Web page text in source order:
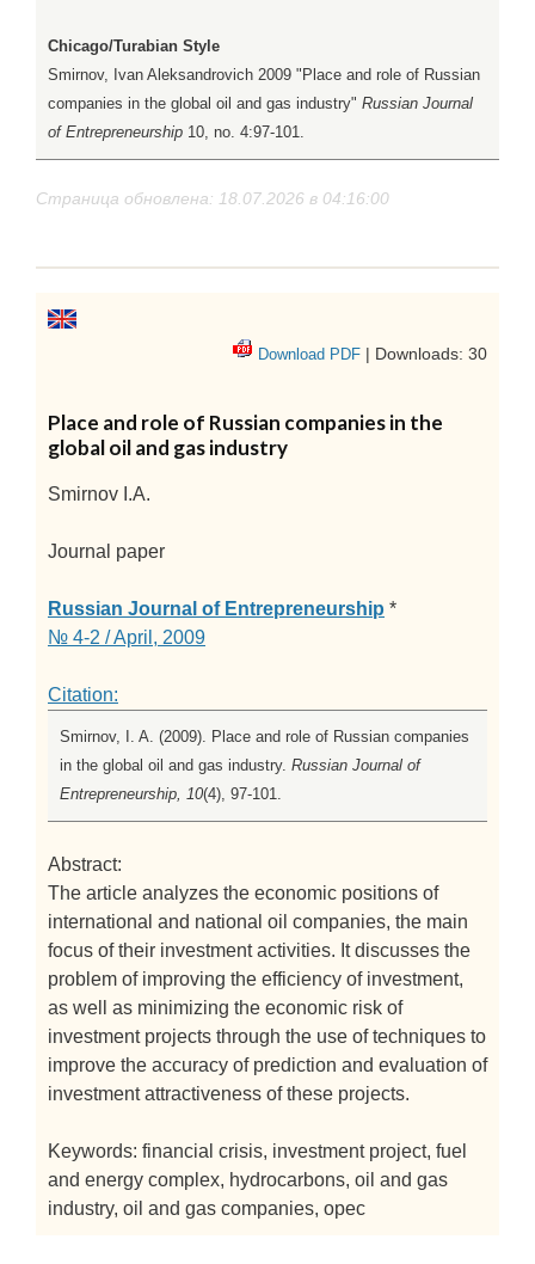
Chicago/Turabian Style
Smirnov, Ivan Aleksandrovich 2009 "Place and role of Russian
companies in the global oil and gas industry" Russian Journal
of Entrepreneurship 10, no. 4:97-101.
Страница обновлена: 18.07.2026 в 04:16:00
Download PDF | Downloads: 30
Place and role of Russian companies in the
global oil and gas industry
Smirnov I.A.
Journal paper
Russian Journal of Entrepreneurship *
№ 4-2 / April, 2009
Citation:
Smirnov, I. A. (2009). Place and role of Russian companies
in the global oil and gas industry. Russian Journal of
Entrepreneurship, 10(4), 97-101.
Abstract:
The article analyzes the economic positions of
international and national oil companies, the main
focus of their investment activities. It discusses the
problem of improving the efficiency of investment,
as well as minimizing the economic risk of
investment projects through the use of techniques to
improve the accuracy of prediction and evaluation of
investment attractiveness of these projects.
Keywords: financial crisis, investment project, fuel
and energy complex, hydrocarbons, oil and gas
industry, oil and gas companies, opec